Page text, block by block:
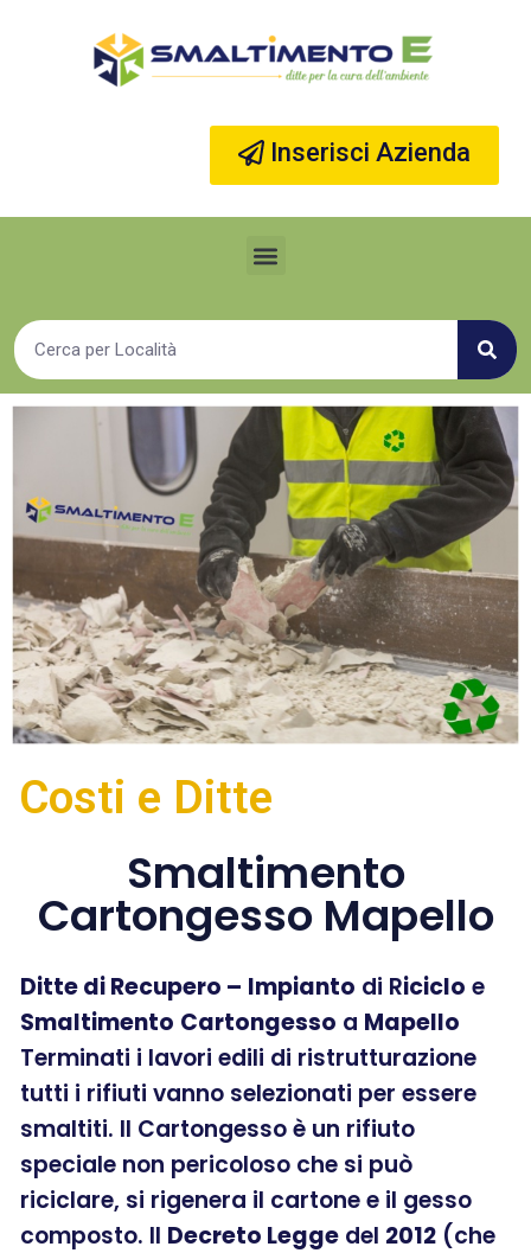
Inserisci Azienda
Costi e Ditte
Smaltimento
Cartongesso Mapello
Ditte di Recupero – Impianto di Riciclo e
Smaltimento Cartongesso a Mapello
Terminati i lavori edili di ristrutturazione
tutti i rifiuti vanno selezionati per essere
smaltiti. Il Cartongesso è un rifiuto
speciale non pericoloso che si può
riciclare, si rigenera il cartone e il gesso
composto. Il Decreto Legge del 2012 (che